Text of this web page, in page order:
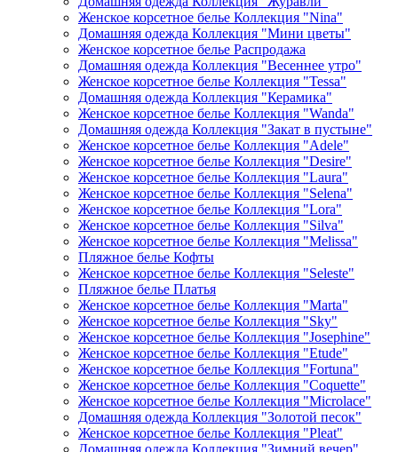
Женское корсетное белье Коллекция "Nina"
Домашняя одежда Коллекция "Мини цветы"
Женское корсетное белье Распродажа
Домашняя одежда Коллекция "Весеннее утро"
Женское корсетное белье Коллекция "Tessa"
Домашняя одежда Коллекция "Керамика"
Женское корсетное белье Коллекция "Wanda"
Домашняя одежда Коллекция "Закат в пустыне"
Женское корсетное белье Коллекция "Adele"
Женское корсетное белье Коллекция "Desire"
Женское корсетное белье Коллекция "Laura"
Женское корсетное белье Коллекция "Selena"
Женское корсетное белье Коллекция "Lora"
Женское корсетное белье Коллекция "Silva"
Женское корсетное белье Коллекция "Melissa"
Пляжное белье Кофты
Женское корсетное белье Коллекция "Seleste"
Пляжное белье Платья
Женское корсетное белье Коллекция "Marta"
Женское корсетное белье Коллекция "Sky"
Женское корсетное белье Коллекция "Josephine"
Женское корсетное белье Коллекция "Etude"
Женское корсетное белье Коллекция "Fortuna"
Женское корсетное белье Коллекция "Coquette"
Женское корсетное белье Коллекция "Microlace"
Домашняя одежда Коллекция "Золотой песок"
Женское корсетное белье Коллекция "Pleat"
Домашняя одежда Коллекция "Зимний вечер"